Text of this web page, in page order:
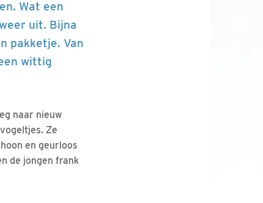
Wat een
uit. Bijna
pakketje. Van
wittig
naar nieuw
Ze
en geurloos
de jongen frank